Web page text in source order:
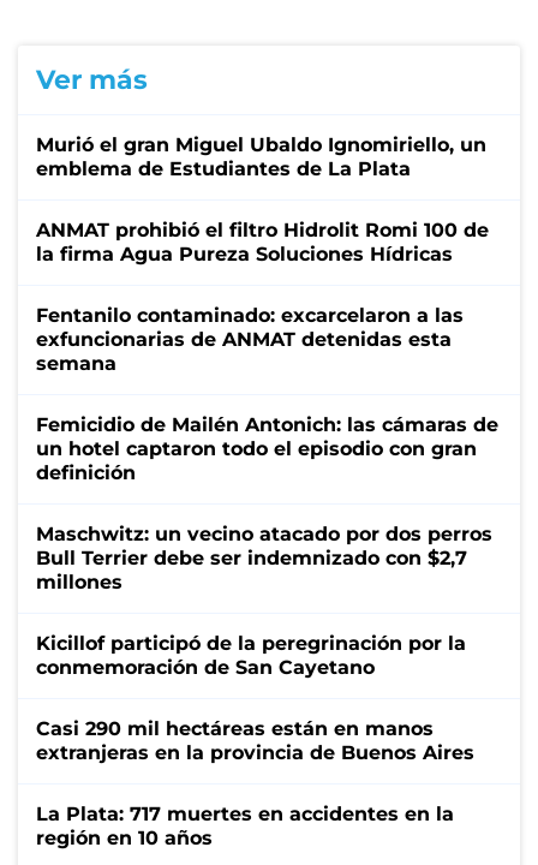
Ver más
Murió el gran Miguel Ubaldo Ignomiriello, un
emblema de Estudiantes de La Plata
ANMAT prohibió el filtro Hidrolit Romi 100 de
la firma Agua Pureza Soluciones Hídricas
Fentanilo contaminado: excarcelaron a las
exfuncionarias de ANMAT detenidas esta
semana
Femicidio de Mailén Antonich: las cámaras de
un hotel captaron todo el episodio con gran
definición
Maschwitz: un vecino atacado por dos perros
Bull Terrier debe ser indemnizado con $2,7
millones
Kicillof participó de la peregrinación por la
conmemoración de San Cayetano
Casi 290 mil hectáreas están en manos
extranjeras en la provincia de Buenos Aires
La Plata: 717 muertes en accidentes en la
región en 10 años